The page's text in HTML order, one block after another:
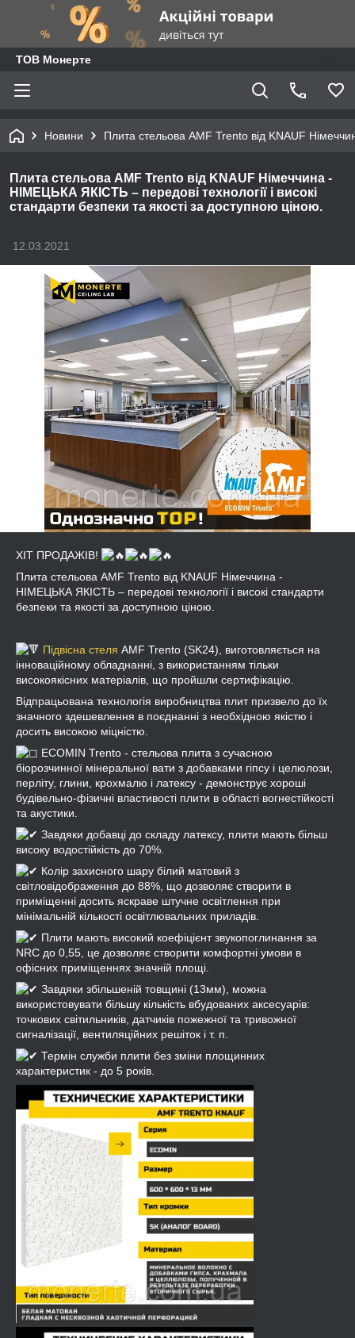
ТОВ Монерте
Новини Плита стельова AMF Trento від KNAUF
Плита стельова AMF Trento від KNAUF Німеччина -
НІМЕЦЬКА ЯКІСТЬ – передові технології і високі
стандарти безпеки та якості за доступною ціною.
12.03.2021
ХІТ ПРОДАЖІВ!
Плита стельова AMF Trento від KNAUF Німеччина -
НІМЕЦЬКА ЯКІСТЬ – передові технології і високі стандарти
безпеки та якості за доступною ціною.
Підвісна стеля AMF Trento (SK24), виготовляється на
інноваційному обладнанні, з використанням тільки
високоякісних матеріалів, що пройшли сертифікацію.
Відпрацьована технологія виробництва плит призвело до їх
значного здешевлення в поєднанні з необхідною якістю і
досить високою міцністю.
ECOMIN Trento - стельова плита з сучасною
біорозчинної мінеральної вати з добавками гіпсу і целюлози,
перліту, глини, крохмалю і латексу - демонструє хороші
будівельно-фізичні властивості плити в області вогнестійкості
та акустики.
Завдяки добавці до складу латексу, плити мають більш
високу водостійкість до 70%.
Колір захисного шару білий матовий з
світловідображення до 88%, що дозволяє створити в
приміщенні досить яскраве штучне освітлення при
мінімальній кількості освітлювальних приладів.
Плити мають високий коефіцієнт звукопоглинання за
NRC до 0,55, це дозволяє створити комфортні умови в
офісних приміщеннях значній площі.
Завдяки збільшеній товщині (13мм), можна
використовувати більшу кількість вбудованих аксесуарів:
точкових світильників, датчиків пожежної та тривожної
сигналізації, вентиляційних решіток і т. п.
Термін служби плити без зміни площинних
характеристик - до 5 років.